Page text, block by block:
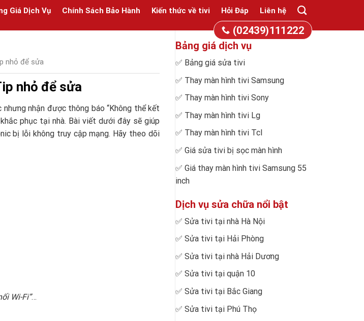
Giá Dịch Vụ Chính Sách Bảo Hành Kiến thức về tivi Hỏi Đáp Liên hệ
(02439)111222
nhỏ để sửa
nhỏ để sửa
nhận được thông báo “Không thể kết
phục tại nhà. Bài viết dưới đây sẽ giúp
bị lỗi không truy cập mạng. Hãy theo dõi
Wi-Fi”…
Bảng giá dịch vụ
✅ Bảng giá sửa tivi
✅ Thay màn hình tivi Samsung
✅ Thay màn hình tivi Sony
✅ Thay màn hình tivi Lg
✅ Thay màn hình tivi Tcl
✅ Giá sửa tivi bị sọc màn hình
✅ Giá thay màn hình tivi Samsung 55
inch
Dịch vụ sửa chữa nổi bật
✅ Sửa tivi tại nhà Hà Nội
✅ Sửa tivi tại Hải Phòng
✅ Sửa tivi tại nhà Hải Dương
✅ Sửa tivi tại quận 10
✅ Sửa tivi tại Bắc Giang
✅ Sửa tivi tại Phú Thọ